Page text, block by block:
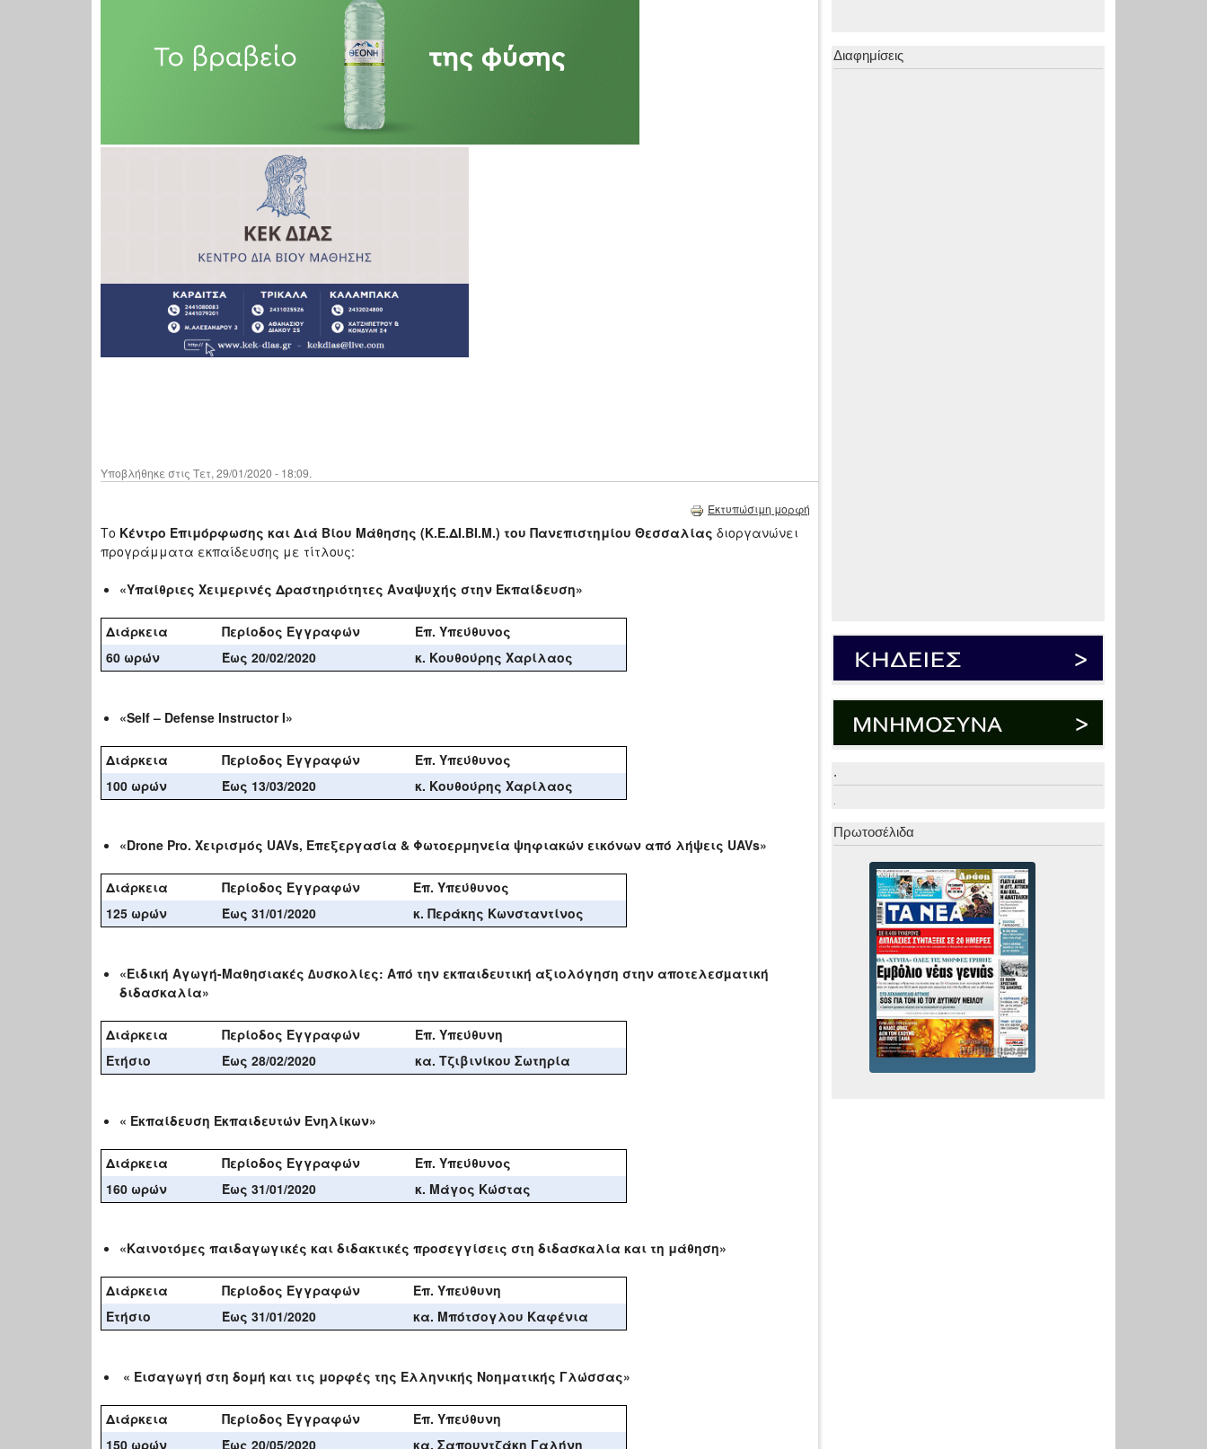
Υποβλήθηκε στις Τετ, 29/01/2020 - 18:09.
Εκτυπώσιμη μορφή
Το Κέντρο Επιμόρφωσης και Διά Βίου Μάθησης (Κ.Ε.ΔΙ.ΒΙ.Μ.) του Πανεπιστημίου Θεσσαλίας διοργανώνει
προγράμματα εκπαίδευσης με τίτλους:
«Υπαίθριες Χειμερινές Δραστηριότητες Αναψυχής στην Εκπαίδευση»
Διάρκεια Περίοδος Εγγραφών
Επ. Υπεύθυνος
60 ωρών Έως 20/02/2020 κ. Κουθούρης Χαρίλαος
«Self – Defense Instructor I»
Διάρκεια Περίοδος Εγγραφών
Επ. Υπεύθυνος
100 ωρών Έως 13/03/2020 κ. Κουθούρης Χαρίλαος
«Drone Pro. Χειρισμός UAVs, Επεξεργασία & Φωτοερμηνεία ψηφιακών εικόνων από λήψεις UAVs»
Διάρκεια Περίοδος Εγγραφών
Επ. Υπεύθυνος
125 ωρών Έως 31/01/2020 κ. Περάκης Κωνσταντίνος
«Ειδική Αγωγή-Μαθησιακές ∆υσκολίες: Από την εκπαιδευτική αξιολόγηση στην αποτελεσµατική
διδασκαλία»
Διάρκεια Περίοδος Εγγραφών
Επ. Υπεύθυνη
Ετήσιο
Έως 28/02/2020 κα. Τζιβινίκου Σωτηρία
« Εκπαίδευση Εκπαιδευτών Ενηλίκων»
Διάρκεια Περίοδος Εγγραφών
Επ. Υπεύθυνος
160 ωρών
Έως 31/01/2020 κ. Μάγος Κώστας
«Καινοτόμες παιδαγωγικές και διδακτικές προσεγγίσεις στη διδασκαλία και τη μάθηση»
Διάρκεια Περίοδος Εγγραφών
Επ. Υπεύθυνη
Ετήσιο
Έως 31/01/2020 κα. Μπότσογλου Καφένια
« Εισαγωγή στη δομή και τις μορφές της Ελληνικής Νοηματικής Γλώσσας»
Διάρκεια Περίοδος Εγγραφών
Επ. Υπεύθυνη
150 ωρών
Έως 20/05/2020 κα. Σαπουντζάκη Γαλήνη
Διαφημίσεις
.
.
Πρωτοσέλιδα